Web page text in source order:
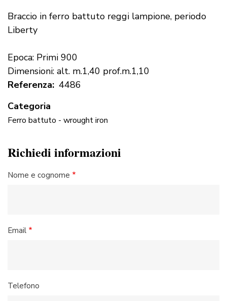
Braccio in ferro battuto reggi lampione, periodo
Liberty
Epoca: Primi 900
Dimensioni: alt. m.1,40 prof.m.1,10
Referenza 4486
Categoria
Ferro battuto - wrought iron
Richiedi informazioni
Nome e cognome
Email
Telefono